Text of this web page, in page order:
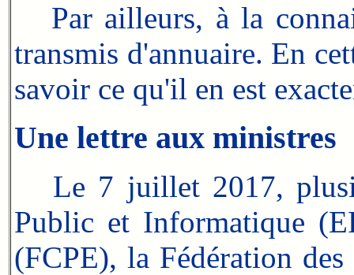
Par ailleurs, à la
transmis d'annuaire. En
savoir ce qu'il en est
Une lettre aux ministres
Le 7 juillet 2017,
Public et Informatique
(FCPE), la Fédération